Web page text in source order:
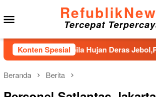
ke
konten
Tercepat
Konten Spesial
Laga Apabila Hujan Deras
Beranda Berita